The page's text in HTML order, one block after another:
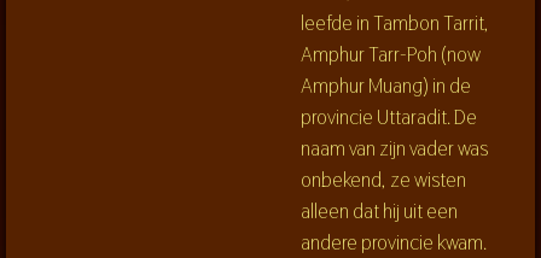
leefde in Tambon Tarrit,
Amphur Tarr-Poh (now
Amphur Muang) in de
provincie Uttaradit. De
naam van zijn vader was
onbekend, ze wisten
alleen dat hij uit een
andere provincie kwam.